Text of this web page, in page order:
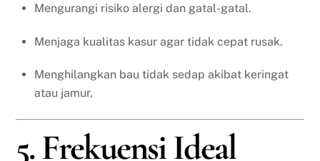
Mengurangi risiko alergi dan gatal-gatal.
Menjaga kualitas kasur agar tidak cepat rusak.
Menghilangkan bau tidak sedap akibat keringat
atau jamur.
5. Frekuensi Ideal